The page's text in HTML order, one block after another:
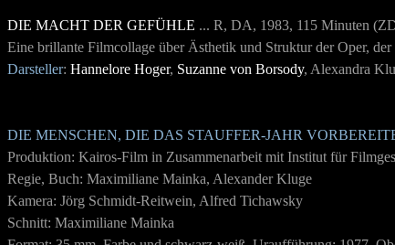
DIE MACHT DER GEFÜHLE ... R, DA, 1983, 115 Minuten
Eine brillante Filmcollage über Ästhetik und Struktur der Oper,
Darsteller: Hannelore Hoger, Suzanne von Borsody, Alexandra
DIE MENSCHEN, DIE DAS STAUFFER-JAHR
Produktion: Kairos-Film in Zusammenarbeit mit Institut für
Regie, Buch: Maximiliane Mainka, Alexander Kluge
Kamera: Jörg Schmidt-Reitwein, Alfred Tichawsky
Schnitt: Maximiliane Mainka